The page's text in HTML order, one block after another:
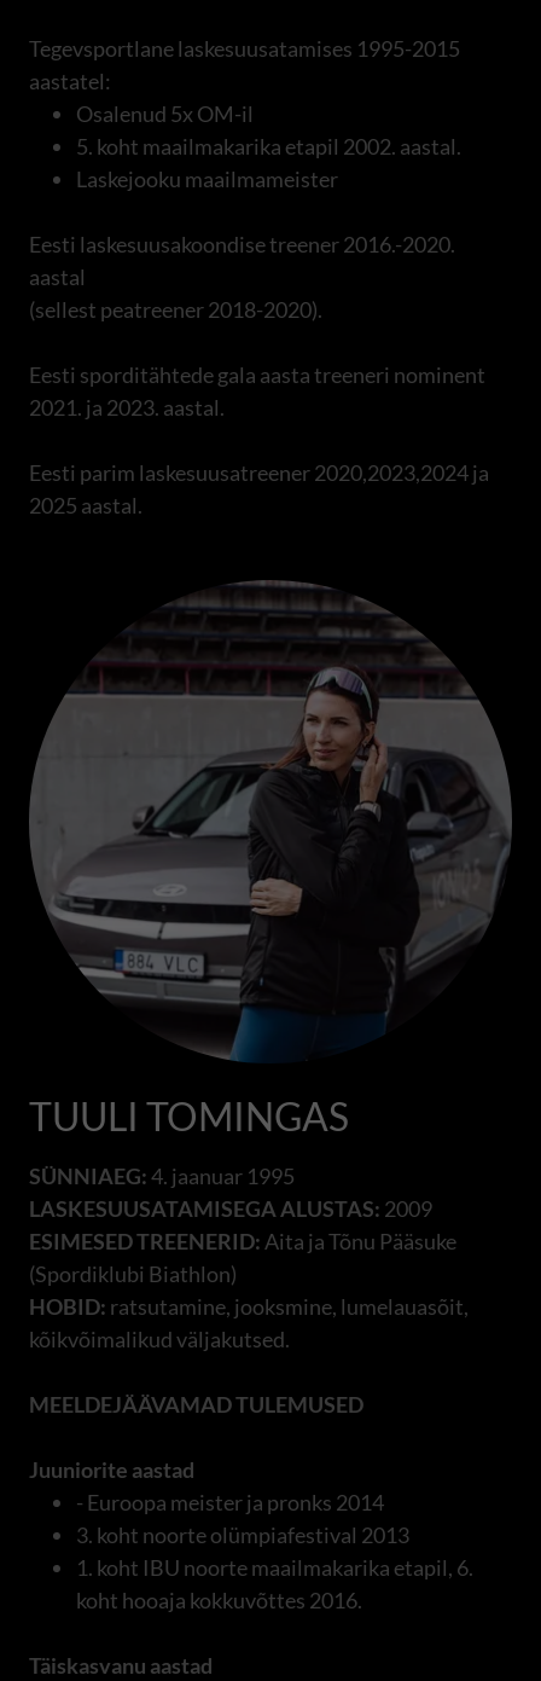
Tegevsportlane laskesuusatamises 1995-2015
aastatel:
Osalenud 5x OM-il
5. koht maailmakarika etapil 2002. aastal.
Laskejooku maailmameister
Eesti laskesuusakoondise treener 2016.-2020.
aastal
(sellest peatreener 2018-2020).
Eesti sporditähtede gala aasta treeneri nominent
2021. ja 2023. aastal.
Eesti parim laskesuusatreener 2020,2023,2024 ja
2025 aastal.
TUULI TOMINGAS
SÜNNIAEG:4. jaanuar 1995
LASKESUUSATAMISEGA ALUSTAS: 2009
ESIMESED TREENERID: Aita ja Tõnu Pääsuke
(Spordiklubi Biathlon)
HOBID: ratsutamine, jooksmine, lumelauasõit,
kõikvõimalikud väljakutsed.
MEELDEJÄÄVAMAD TULEMUSED
Juuniorite aastad
- Euroopa meister ja pronks 2014
3. koht noorte olümpiafestival 2013
1. koht IBU noorte maailmakarika etapil, 6.
koht hooaja kokkuvõttes 2016.
Täiskasvanu aastad